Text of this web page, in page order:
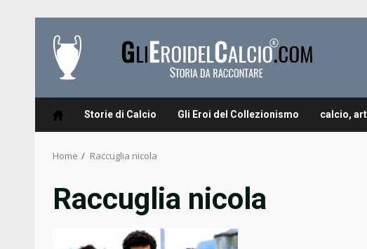
content
Storie di Calcio Gli Eroi del Collezionismo calcio,
Home Raccuglia nicola
Raccuglia nicola